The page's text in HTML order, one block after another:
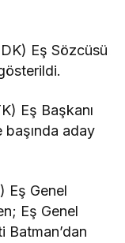
Eş Sözcüsü
Eş Başkanı
başında aday
Eş Genel
Eş Genel
Batman’dan